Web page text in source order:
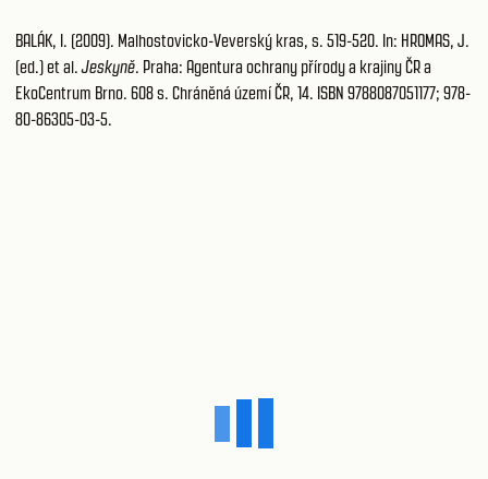
BALÁK, I. (2009). Malhostovicko-Veverský kras, s. 519-520. In: HROMAS, J.
(ed.) et al.Jeskyně. Praha: Agentura ochrany přírody a krajiny ČR a
EkoCentrum Brno. 608 s. Chráněná území ČR, 14. ISBN 9788087051177; 978-
80-86305-03-5.